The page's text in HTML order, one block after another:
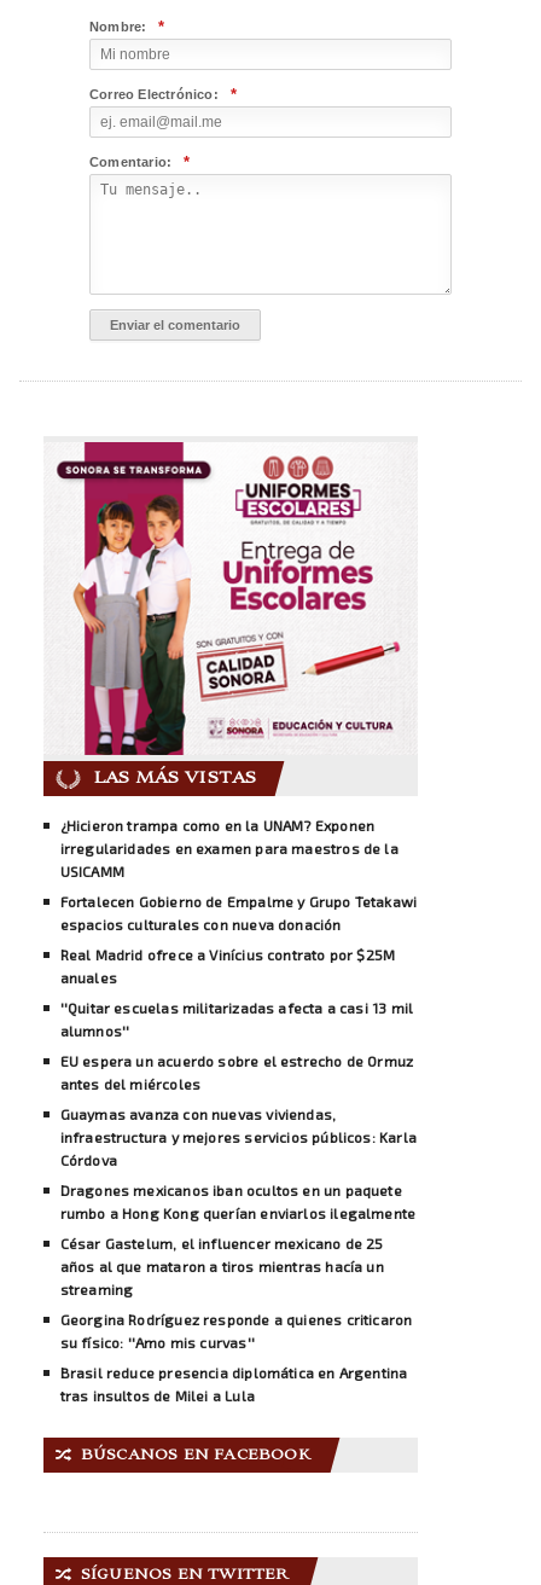
Nombre: *
Correo Electrónico: *
Comentario: *
LAS MÁS VISTAS
¿Hicieron trampa como en la UNAM? Exponen
irregularidades en examen para maestros de la
USICAMM
Fortalecen Gobierno de Empalme y Grupo Tetakawi
espacios culturales con nueva donación
Real Madrid ofrece a Vinícius contrato por $25M
anuales
''Quitar escuelas militarizadas afecta a casi 13 mil
alumnos''
EU espera un acuerdo sobre el estrecho de Ormuz
antes del miércoles
Guaymas avanza con nuevas viviendas,
infraestructura y mejores servicios públicos: Karla
Córdova
Dragones mexicanos iban ocultos en un paquete
rumbo a Hong Kong querían enviarlos ilegalmente
César Gastelum, el influencer mexicano de 25
años al que mataron a tiros mientras hacía un
streaming
Georgina Rodríguez responde a quienes criticaron
su físico: ''Amo mis curvas''
Brasil reduce presencia diplomática en Argentina
tras insultos de Milei a Lula
🔀 BÚSCANOS EN FACEBOOK
🔀 SÍGUENOS EN TWITTER